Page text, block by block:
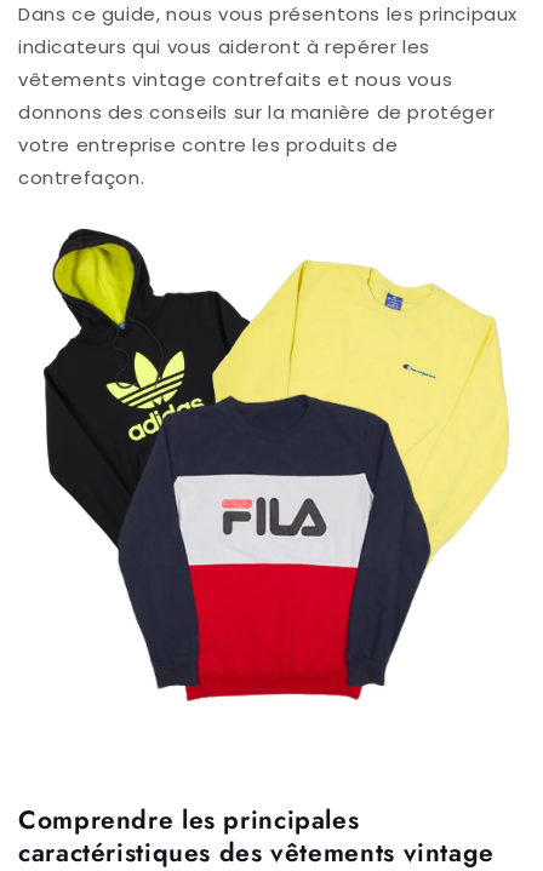
Dans ce guide, nous vous présentons les principaux
indicateurs qui vous aideront à repérer les
vêtements vintage contrefaits et nous vous
donnons des conseils sur la manière de protéger
votre entreprise contre les produits de
contrefaçon.
Comprendre les principales
caractéristiques des vêtements vintage